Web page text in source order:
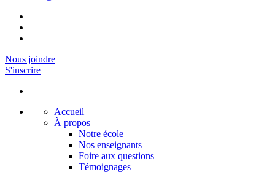
Nous joindre
S'inscrire
Accueil
À propos
Notre école
Nos enseignants
Foire aux questions
Témoignages